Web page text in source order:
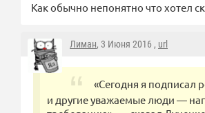
Как обычно непонятно что хотел
Лиман, 3 Июня 2016 , url
«Сегодня я подписал
и другие уважаемые люди —